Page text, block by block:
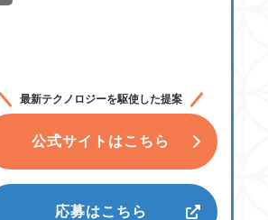
最新テクノロジーを駆使した提案
公式サイトはこちら
応募はこちら